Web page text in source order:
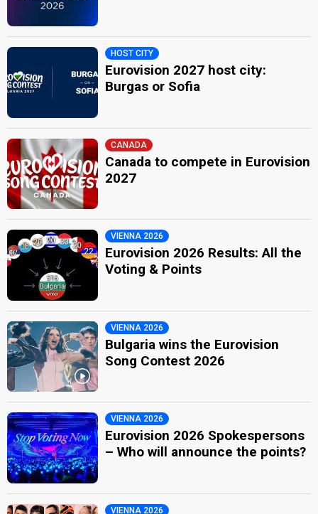
HOST CITY
Eurovision 2027 host city:
Burgas or Sofia
CANADA
Canada to compete in Eurovision
2027
VIENNA 2026
Eurovision 2026 Results: All the
Voting & Points
VIENNA 2026
Bulgaria wins the Eurovision
Song Contest 2026
VIENNA 2026
Eurovision 2026 Spokespersons
– Who will announce the points?
VIENNA 2026